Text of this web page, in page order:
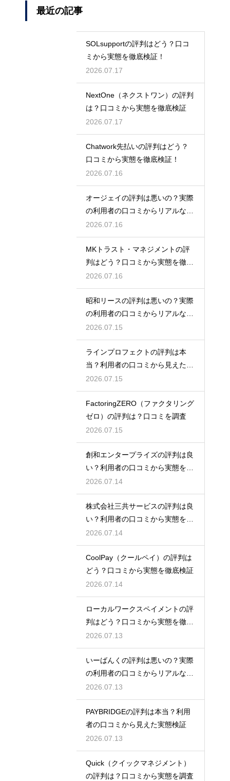
最近の記事
SOLsupportの評判はどう？口コ
ミから実態を徹底検証！
2026.07.17
NextOne（ネクストワン）の評判
は？口コミから実態を徹底検証
2026.07.17
Chatwork先払いの評判はどう？
口コミから実態を徹底検証！
2026.07.16
オージェイの評判は悪いの？実際
の利用者の口コミからリアルな実
態検証
2026.07.16
MKトラスト・マネジメントの評
判はどう？口コミから実態を徹底
検証！
2026.07.16
昭和リースの評判は悪いの？実際
の利用者の口コミからリアルな実
態検証
2026.07.15
ラインプロフェクトの評判は本
当？利用者の口コミから見えた実
態検証
2026.07.15
FactoringZERO（ファクタリング
ゼロ）の評判は？口コミを調査
2026.07.15
創和エンタープライズの評判は良
い？利用者の口コミから実態を徹
底解説
2026.07.14
株式会社三共サービスの評判は良
い？利用者の口コミから実態を徹
底解説
2026.07.14
CoolPay（クールペイ）の評判は
どう？口コミから実態を徹底検証
2026.07.14
ローカルワークスペイメントの評
判はどう？口コミから実態を徹底
検証！
2026.07.13
いーばんくの評判は悪いの？実際
の利用者の口コミからリアルな実
態検証
2026.07.13
PAYBRIDGEの評判は本当？利用
者の口コミから見えた実態検証
2026.07.13
Quick（クイックマネジメント）
の評判は？口コミから実態を調査